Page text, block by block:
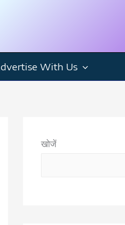
With Us
खोजें